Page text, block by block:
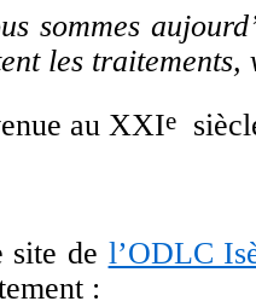
sommes
les traitements,
au XXIe
site de l’ODLC
: